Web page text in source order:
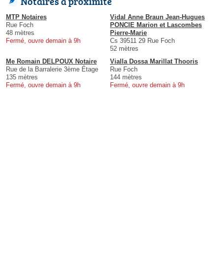
MTP Notaires
Rue Foch
48 mètres
Fermé, ouvre demain à 9h
Vidal Anne Braun Jean-Hugues
PONCIE Marion et Lascombes
Pierre-Marie
Cs 39511 29 Rue Foch
52 mètres
Me Romain DELPOUX Notaire
Rue de la Barralerie 3ème Étage
135 mètres
Fermé, ouvre demain à 9h
Vialla Dossa Marillat Thooris
Rue Foch
144 mètres
Fermé, ouvre demain à 9h